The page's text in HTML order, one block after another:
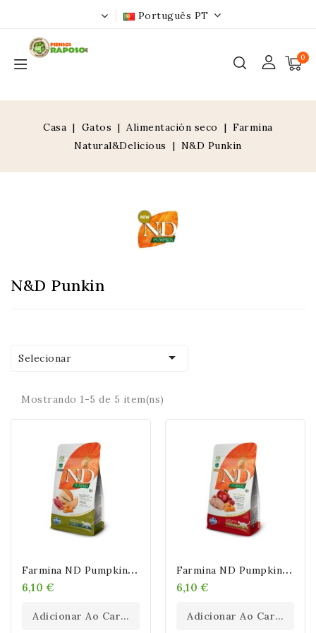
Português PT
0
Casa Gatos Alimentación seco
Farmina
Natural&Delicious
N&D Punkin
N&D Punkin
Selecionar 
Mostrando 1-5 de 5 item(ns)
F
Armina ND Pumpkin Grain Free Pato Y Melón Gato
6,10 €
Adicionar Ao Carrinho
F
Armina ND Pumpkin Neutered Grain Free Codorniz Gato
6,10 €
Adicionar Ao Carrinho